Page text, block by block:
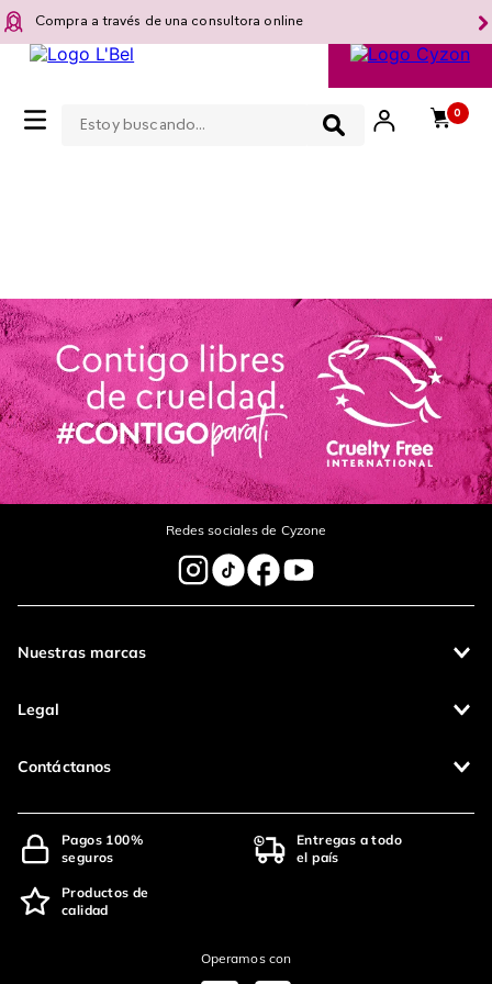
Compra a través de una consultora online
0
Redes sociales de Cyzone
Nuestras marcas
Legal
Contáctanos
Pagos 100%
seguros
Entregas a todo
el país
Productos de
calidad
Operamos con